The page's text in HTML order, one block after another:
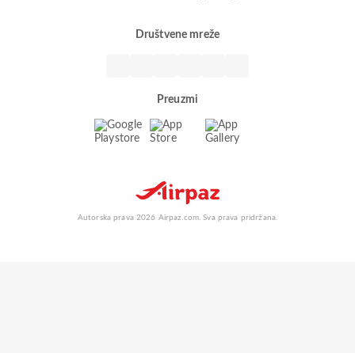
Društvene mreže
Preuzmi
Autorska prava 2026 Airpaz.com. Sva prava pridržana.